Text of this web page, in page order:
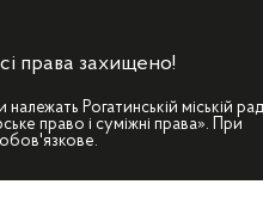
права захищено!
належать Рогатинській міській
право і суміжні права». При
обов'язкове.